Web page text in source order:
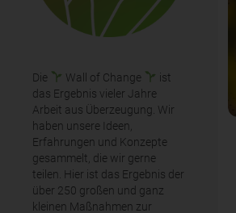
Die Wall of Change
ist
das Ergebnis vieler Jahre
Arbeit aus Überzeugung. Wir
haben unsere Ideen,
Erfahrungen und Konzepte
gesammelt, die wir gerne
teilen. Hier ist das Ergebnis der
über 250 großen und ganz
kleinen Maßnahmen zur